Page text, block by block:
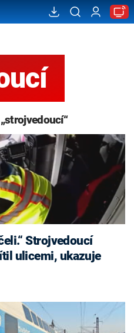
„strojvedoucí“
ulicemi, ukazuje